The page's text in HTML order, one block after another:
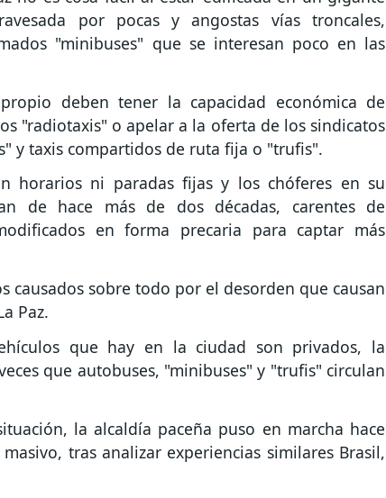
por pocas y angostas vías troncales,
"minibuses" que se interesan poco en las
deben tener la capacidad económica de
"radiotaxis" o apelar a la oferta de los sindicatos
y taxis compartidos de ruta fija o "trufis".
horarios ni paradas fijas y los chóferes en su
de hace más de dos décadas, carentes de
en forma precaria para captar más
causados sobre todo por el desorden que causan
Paz.
que hay en la ciudad son privados, la
que autobuses, "minibuses" y "trufis" circulan
la alcaldía paceña puso en marcha hace
tras analizar experiencias similares Brasil,